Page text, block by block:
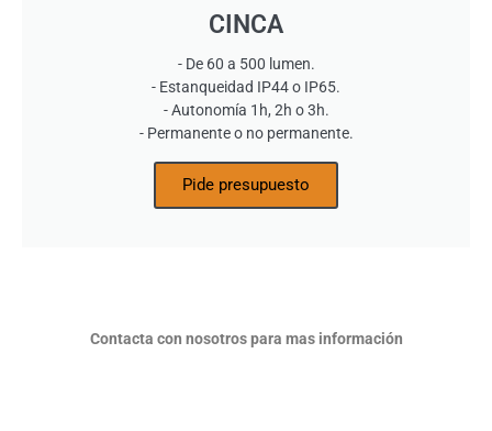
CINCA
- De 60 a 500 lumen.
- Estanqueidad IP44 o IP65.
- Autonomía 1h, 2h o 3h.
- Permanente o no permanente.
Pide presupuesto
Contacta con nosotros para mas información